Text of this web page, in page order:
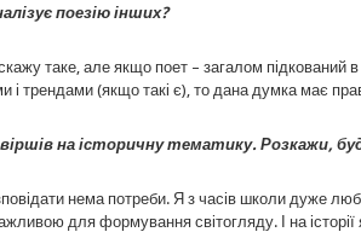
поезію інших?
таке, але якщо поет – загалом підкований в
і трендами (якщо такі є), то дана думка має
на історичну тематику. Розкажи,
нема потреби. Я з часів школи дуже
для формування світогляду. І на історії